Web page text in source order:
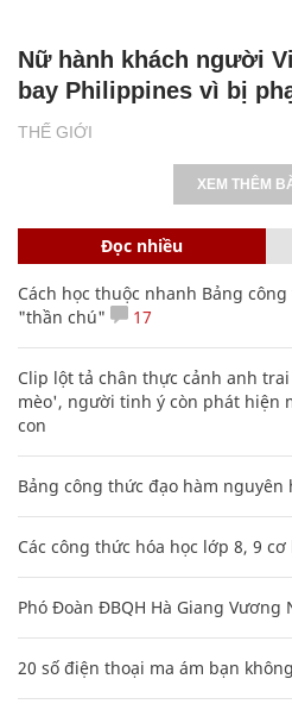
THẾ GIỚI
Nữ hành khách người
bay Philippines vì bị
XEM THÊM
Đọc nhiều
Cách học thuộc nhanh Bảng
"thần chú"
17
Clip lột tả chân thực cảnh anh
mèo', người tinh ý còn phát hiện
con
Bảng công thức đạo hàm
Các công thức hóa học lớp 8, 9
Phó Đoàn ĐBQH Hà Giang Vương
20 số điện thoại ma ám bạn